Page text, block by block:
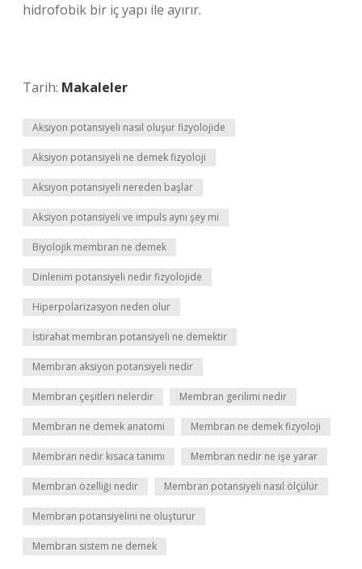
hidrofobik bir iç yapı ile ayırır.
Tarih: Makaleler
Aksiyon potansiyeli nasıl oluşur fizyolojide
Aksiyon potansiyeli ne demek fizyoloji
Aksiyon potansiyeli nereden başlar
Aksiyon potansiyeli ve impuls aynı şey mi
Biyolojik membran ne demek
Dinlenim potansiyeli nedir fizyolojide
Hiperpolarizasyon neden olur
İstirahat membran potansiyeli ne demektir
Membran aksiyon potansiyeli nedir
Membran çeşitleri nelerdir Membran gerilimi nedir
Membran ne demek anatomi Membran ne demek fizyoloji
Membran nedir kısaca tanımı Membran nedir ne işe yarar
Membran özelliği nedir Membran potansiyeli nasıl ölçülür
Membran potansiyelini ne oluşturur
Membran sistem ne demek